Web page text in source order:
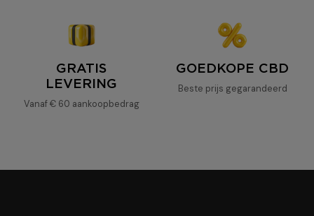
GRATIS
LEVERING
Vanaf € 60 aankoopbedrag
GOEDKOPE CBD
Beste prijs gegarandeerd